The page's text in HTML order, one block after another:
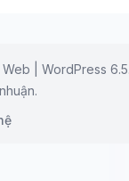
| WordPress